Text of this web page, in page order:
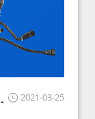
2021-03-25